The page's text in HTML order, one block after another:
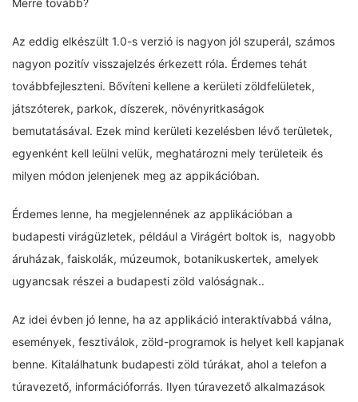
Merre tovább?
Az eddig elkészült 1.0-s verzió is nagyon jól szuperál, számos
nagyon pozitív visszajelzés érkezett róla. Érdemes tehát
továbbfejleszteni. Bővíteni kellene a kerületi zöldfelületek,
játszóterek, parkok, díszerek, növényritkaságok
bemutatásával. Ezek mind kerületi kezelésben lévő területek,
egyenként kell leülni velük, meghatározni mely területeik és
milyen módon jelenjenek meg az appikációban.
Érdemes lenne, ha megjelennének az applikációban a
budapesti virágüzletek, például a Virágért boltok is, nagyobb
áruházak, faiskolák, múzeumok, botanikuskertek, amelyek
ugyancsak részei a budapesti zöld valóságnak..
Az idei évben jó lenne, ha az applikáció interaktívabbá válna,
események, fesztiválok, zöld-programok is helyet kell kapjanak
benne. Kitalálhatunk budapesti zöld túrákat, ahol a telefon a
túravezető, információforrás. Ilyen túravezető alkalmazások